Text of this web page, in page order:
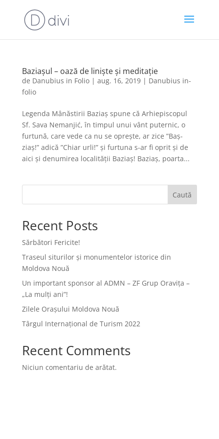
Baziașul – oază de liniște și meditație
de Danubius in Folio| aug. 16, 2019| Danubius in-
folio
Legenda Mânăstirii Baziaș spune că Arhiepiscopul
Sf. Sava Nemanjić, în timpul unui vânt puternic, o
furtună, care vede ca nu se oprește, ar zice ”Baș-
ziaș!” adică ”Chiar urli!” și furtuna s-ar fi oprit și de
aici și denumirea localității Baziaș! Baziaș, poarta...
Caută
Recent Posts
Sărbători Fericite!
Traseul siturilor și monumentelor istorice din
Moldova Nouă
Un important sponsor al ADMN – ZF Grup Oravița –
„La mulți ani”!
Zilele Orașului Moldova Nouă
Târgul Internațional de Turism 2022
Recent Comments
Niciun comentariu de arătat.